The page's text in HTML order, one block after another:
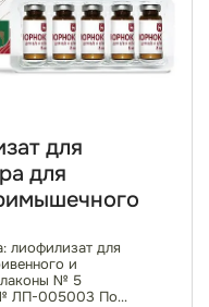
для
для
лиофилизат для
и
№ 5
№ ЛП-005003 По